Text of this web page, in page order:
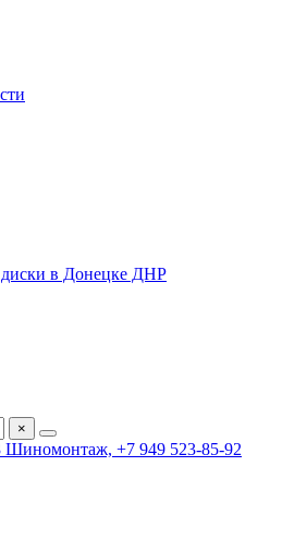
×
Шиномонтаж, +7 949 523-85-92